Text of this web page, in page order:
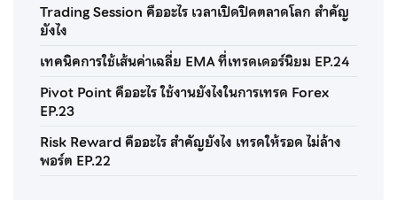
Trading Session คืออะไร เวลาเปิดปิดตลาดโลก สำคัญ
ยังไง
เทคนิคการใช้เส้นค่าเฉลี่ย EMA ที่เทรดเดอร์นิยม EP.24
Pivot Point คืออะไร ใช้งานยังไงในการเทรด Forex
EP.23
Risk Reward คืออะไร สำคัญยังไง เทรดให้รอด ไม่ล้าง
พอร์ต EP.22